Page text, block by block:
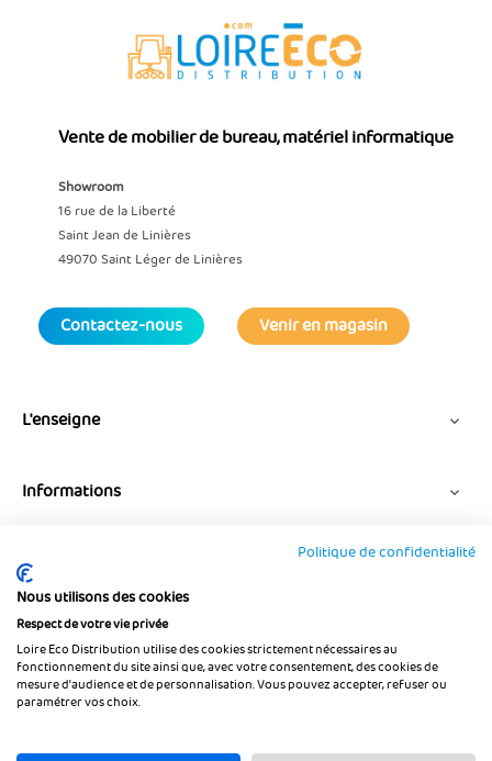
Vente de mobilier de bureau, matériel informatique
Showroom
16 rue de la Liberté
Saint Jean de Linières
49070 Saint Léger de Linières
Contactez-nous Venir en magasin
L'enseigne 
Informations 
Suivez-nous
Politique de confidentialité
Nous utilisons des cookies
Respect de votre vie privée
Loire Eco Distribution utilise des cookies strictement nécessaires au
fonctionnement du site ainsi que, avec votre consentement, des cookies de
mesure d’audience et de personnalisation. Vous pouvez accepter, refuser ou
paramétrer vos choix.